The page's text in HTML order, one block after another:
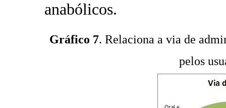
anabólicos.
Gráfico 7. Relaciona a via de
pelos